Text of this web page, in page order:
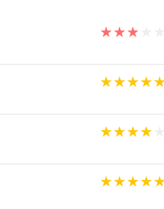
★★★
★★★★
★★★★
★★★★